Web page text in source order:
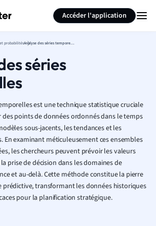
Accéder l'application
probabilités Analyse des séries temporelles
séries
est une technique statistique cruciale
points de données ordonnés dans le temps
sous-jacents, les tendances et les
En examinant méticuleusement ces ensembles
les chercheurs peuvent prévoir les valeurs
prise de décision dans les domaines de
et au-delà. Cette méthode constitue la pierre
prédictive, transformant les données historiques
pour la planification stratégique.
Résumer la page